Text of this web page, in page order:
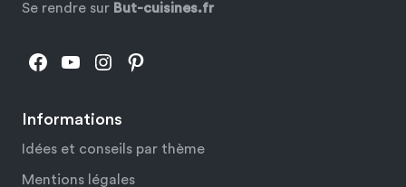
Informations
Idées et conseils par thème
Mentions légales
Se rendre sur But-cuisines.fr
Facebook
YouTube
Instagram
Pinterest